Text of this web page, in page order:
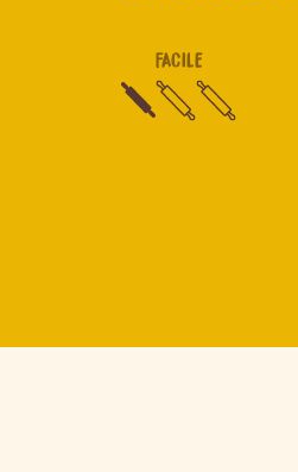
FACILE